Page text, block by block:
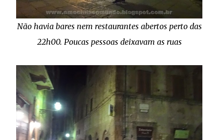
Não havia bares nem restaurantes abertos perto das
22h00. Poucas pessoas deixavam as ruas